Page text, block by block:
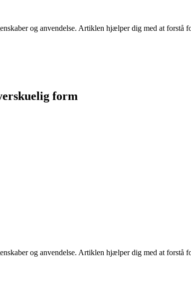
og anvendelse. Artiklen hjælper dig med at forstå
form
og anvendelse. Artiklen hjælper dig med at forstå